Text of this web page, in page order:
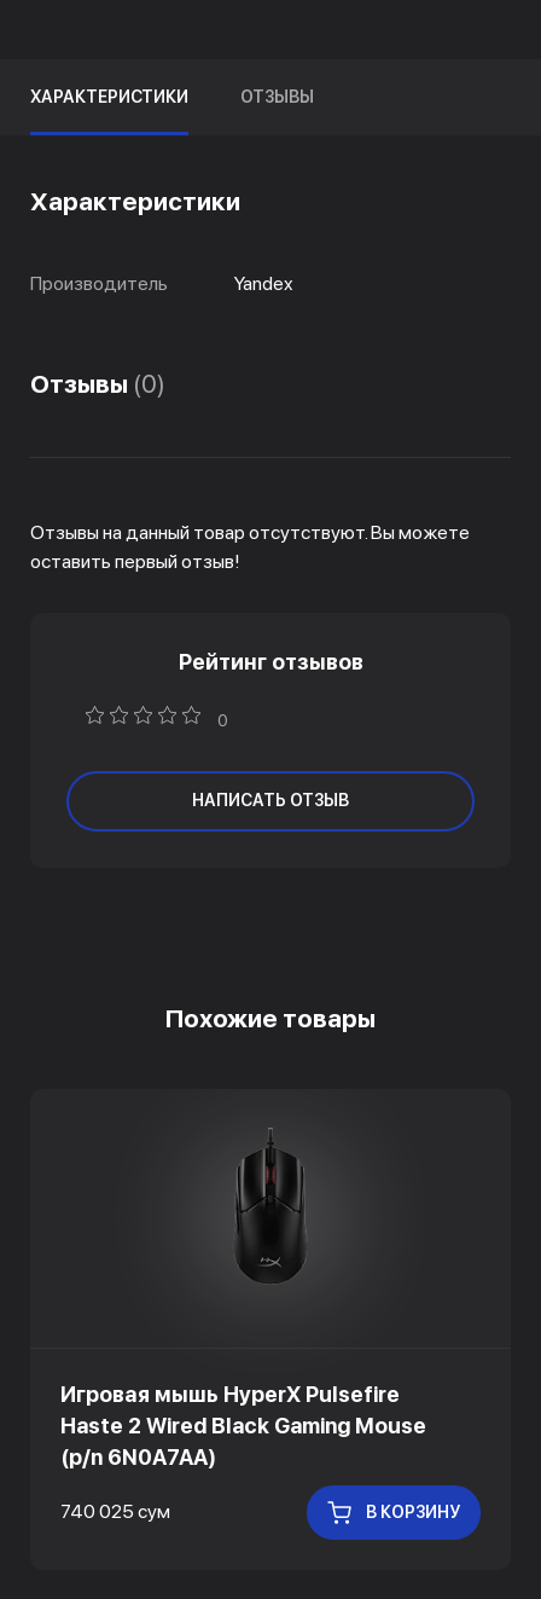
ХАРАКТЕРИСТИКИ ОТЗЫВЫ
Характеристики
Производитель Yandex
Отзывы (0)
Отзывы на данный товар отсутствуют. Вы можете
оставить первый отзыв!
Рейтинг отзывов
0
НАПИСАТЬ ОТЗЫВ
Похожие товары
Игровая мышь HyperX Pulsefire
Haste 2 Wired Black Gaming Mouse
(p/n 6N0A7AA)
740 025 сум В КОРЗИНУ